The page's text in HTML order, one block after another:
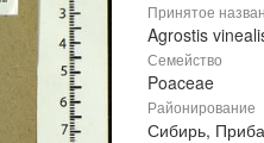
Принятое
Agrostis
Семейство
Poaceae
Районирование
Сибирь,